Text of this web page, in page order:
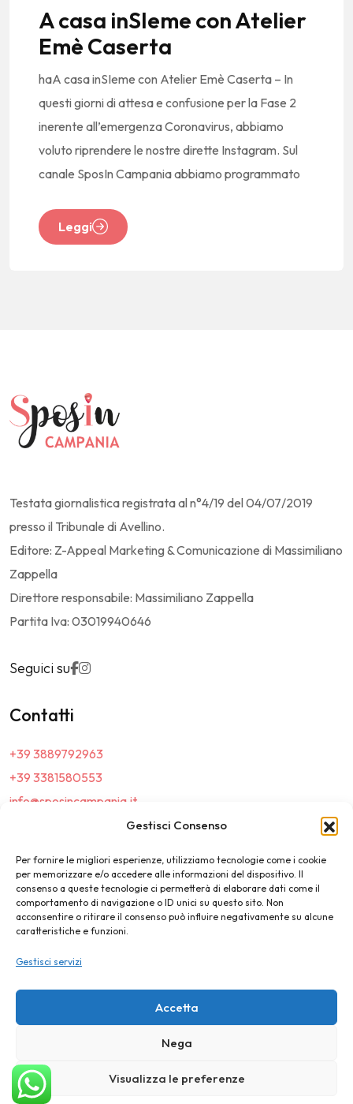
Gestisci Consenso
Per fornire le migliori esperienze, utilizziamo tecnologie come i cookie
per memorizzare e/o accedere alle informazioni del dispositivo. Il
consenso a queste tecnologie ci permetterà di elaborare dati come il
comportamento di navigazione o ID unici su questo sito. Non
acconsentire o ritirare il consenso può influire negativamente su alcune
caratteristiche e funzioni.
Gestisci servizi
Accetta
Nega
Visualizza le preferenze
A casa inSIeme con Atelier
Emè Caserta
haA casa inSIeme con Atelier Emè Caserta – In
questi giorni di attesa e confusione per la Fase 2
inerente all’emergenza Coronavirus, abbiamo
voluto riprendere le nostre dirette Instagram. Sul
canale SposIn Campania abbiamo programmato
Leggi
Testata giornalistica registrata al n°4/19 del 04/07/2019
presso il Tribunale di Avellino.
Editore: Z-Appeal Marketing & Comunicazione di Massimiliano
Zappella
Direttore responsabile: Massimiliano Zappella
Partita Iva: 03019940646
Seguici su
Contatti
+39 3889792963
+39 3381580553
info@sposincampania.it
sposincampania@pec.it
Link
Top100
News e Tendenze
Destination Wedding
©2025 SposIn Campania